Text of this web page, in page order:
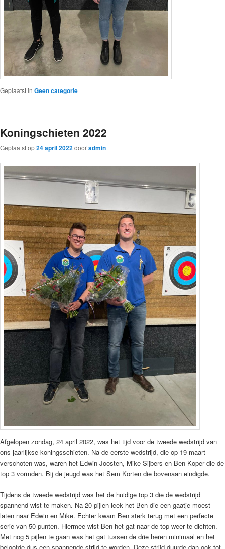
Geplaatst in Geen categorie
Koningschieten 2022
Geplaatst op24 april 2022dooradmin
Afgelopen zondag, 24 april 2022, was het tijd voor de tweede wedstrijd van
ons jaarlijkse koningsschieten. Na de eerste wedstrijd, die op 19 maart
verschoten was, waren het Edwin Joosten, Mike Sijbers en Ben Koper die de
top 3 vormden. Bij de jeugd was het Sem Korten die bovenaan eindigde.
Tijdens de tweede wedstrijd was het de huidige top 3 die de wedstrijd
spannend wist te maken. Na 20 pijlen leek het Ben die een gaatje moest
laten naar Edwin en Mike. Echter kwam Ben sterk terug met een perfecte
serie van 50 punten. Hiermee wist Ben het gat naar de top weer te dichten.
Met nog 5 pijlen te gaan was het gat tussen de drie heren minimaal en het